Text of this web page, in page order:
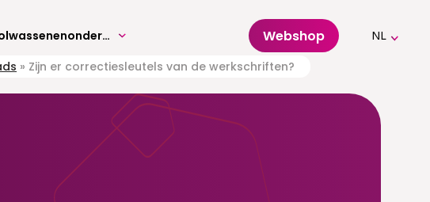
Volwassenenonderwijs Webshop NL
» Zijn er correctiesleutels van de werkschriften?